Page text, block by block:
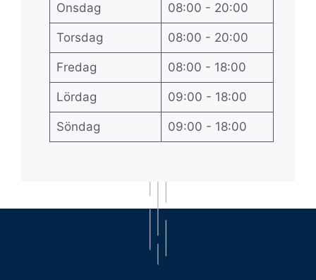
Onsdag 08:00 - 20:00
Torsdag 08:00 - 20:00
Fredag 08:00 - 18:00
Lördag 09:00 - 18:00
Söndag 09:00 - 18:00